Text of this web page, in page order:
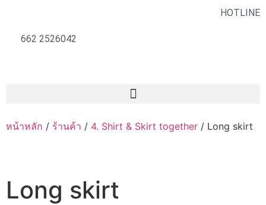
HOTLINE
662 2526042
หน้าหลัก / ร้านค้า / 4. Shirt & Skirt together / Long skirt
Long skirt